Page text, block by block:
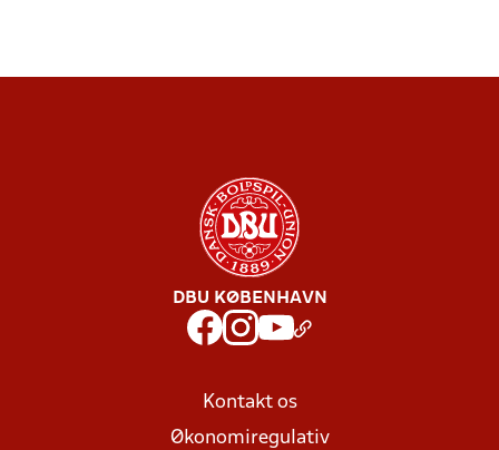
DBU KØBENHAVN
Kontakt os
Økonomiregulativ